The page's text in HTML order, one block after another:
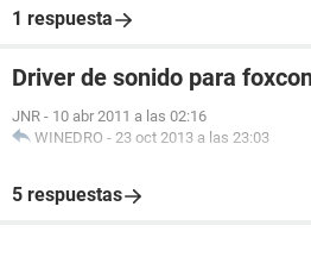
1 respuesta
Driver de sonido para
JNR - 10 abr 2011 a las 02:16
WINEDRO - 23 oct 2013 a las 23:03
5 respuestas